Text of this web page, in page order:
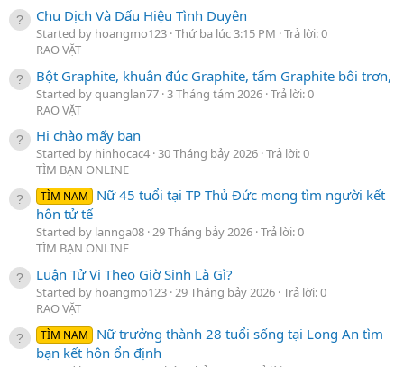
Chu Dịch Và Dấu Hiệu Tình Duyên
Started by hoangmo123 Thứ ba lúc 3:15 PM Trả lời: 0
RAO VẶT
Bột Graphite, khuân đúc Graphite, tấm Graphite bôi trơn,
Started by quanglan77 3 Tháng tám 2026 Trả lời: 0
RAO VẶT
Hi chào mấy bạn
Started by hinhocac4 30 Tháng bảy 2026 Trả lời: 0
TÌM BẠN ONLINE
TÌM NAM
Nữ 45 tuổi tại TP Thủ Đức mong tìm người kết
hôn tử tế
Started by lannga08 29 Tháng bảy 2026 Trả lời: 0
TÌM BẠN ONLINE
Luận Tử Vi Theo Giờ Sinh Là Gì?
Started by hoangmo123 29 Tháng bảy 2026 Trả lời: 0
RAO VẶT
TÌM NAM
Nữ trưởng thành 28 tuổi sống tại Long An tìm
bạn kết hôn ổn định